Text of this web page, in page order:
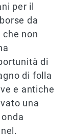
per il
da
non
di
di folla
e antiche
una